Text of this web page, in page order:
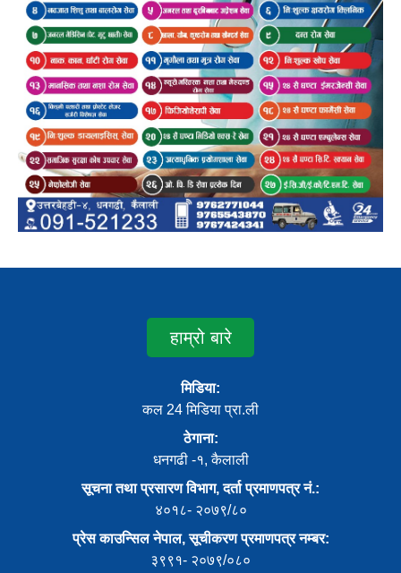
हाम्रो बारे
मिडिया:
कल 24 मिडिया प्रा.ली
ठेगाना:
धनगढी -१, कैलाली
सूचना तथा प्रसारण विभाग, दर्ता प्रमाणपत्र नं.:
४०१८- २०७९/८०
प्रेस काउन्सिल नेपाल, सूचीकरण प्रमाणपत्र नम्बर:
३९९१- २०७९/०८०